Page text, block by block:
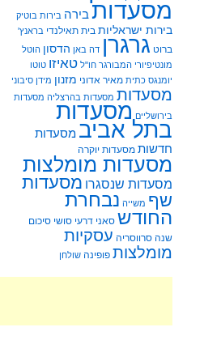
מסעדותבירה בירות בוטיק
בירות ישראליות בית תאילנדי בראנץ'
ברוט גרגרן דה באן הדסון הוטל
מונטיפיורי המבורגר חו"ל טאיזו טוטו
יומנגס כתית מאיר אדוני מזנון מידן סיבוני
מסעדות מסעדות בהרצליה מסעדות
בירושליים מסעדות
בתל אביב מסעדות
חדשות מסעדות יוקרה
מסעדות מומלצות
מסעדות שנסגרו מסעדות
שף משייה נבחרת
החודש סאני דרעי סושי סיכום
שנה סרווסריה עסקיות
מומלצות פופינה שולחן